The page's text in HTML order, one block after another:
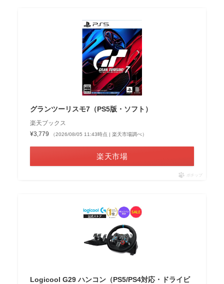
グランツーリスモ7（PS5版・ソフト）
楽天ブックス
¥3,779
（2026/08/05 11:43時点 | 楽天市場調べ）
楽天市場
ポチップ
Logicool G29 ハンコン（PS5/PS4対応・ドライビ